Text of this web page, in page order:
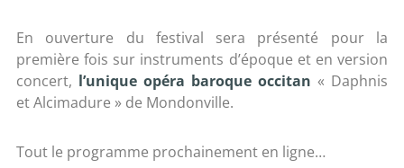
En ouverture du festival sera présenté pour la
première fois sur instruments d’époque et en version
concert, l’unique opéra baroque occitan « Daphnis
et Alcimadure » de Mondonville.
Tout le programme prochainement en ligne…